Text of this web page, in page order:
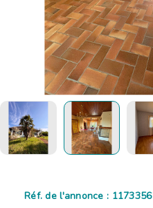
Réf. de l'annonce :